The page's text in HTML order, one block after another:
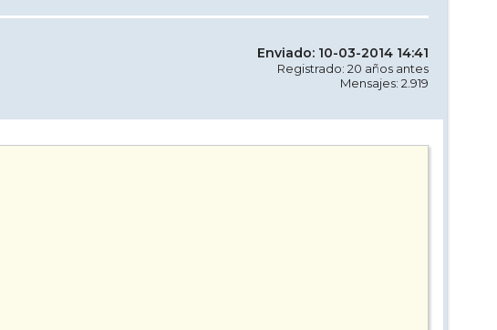
Enviado: 10-03-2014 14:41
Registrado: 20 años antes
Mensajes: 2.919